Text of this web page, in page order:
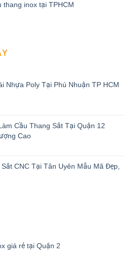
thang inox tại TPHCM
Nhựa Poly Tại Phú Nhuận TP HCM
Cầu Thang Sắt Tại Quận 12
Cao
CNC Tại Tân Uyên Mẫu Mã Đẹp,
giá rẻ tại Quận 2